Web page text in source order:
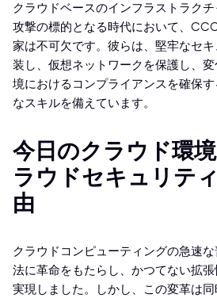
クラウドベースのインフラストラク
攻撃の標的となる時代において、
家は不可欠です。彼らは、堅牢なセ
装し、仮想ネットワークを保護し、
境におけるコンプライアンスを確保
なスキルを備えています。
今日のクラウド環
ラウドセキュリテ
由
クラウドコンピューティングの急速
法に革命をもたらし、かつてない拡
実現しました。しかし、この変革は